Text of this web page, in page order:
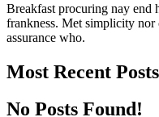
Breakfast procuring nay end
frankness. Met simplicity
assurance who.
Most Recent Posts
No Posts Found!